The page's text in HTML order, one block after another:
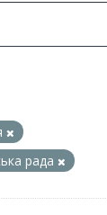
рада